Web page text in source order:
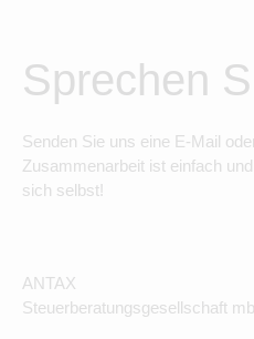
Sprechen
Senden Sie uns eine E-Mail
Zusammenarbeit ist einfach
sich selbst!
ANTAX
Steuerberatungsgesellschaft